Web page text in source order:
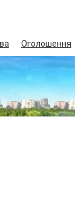
Оголошення